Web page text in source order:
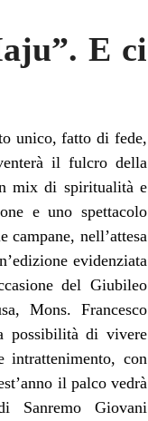
E ci
unico, fatto di fede,
il fulcro della
mix di spiritualità e
e uno spettacolo
nell’attesa
evidenziata
del Giubileo
Mons. Francesco
possibilità di vivere
intrattenimento, con
il palco vedrà
Sanremo Giovani